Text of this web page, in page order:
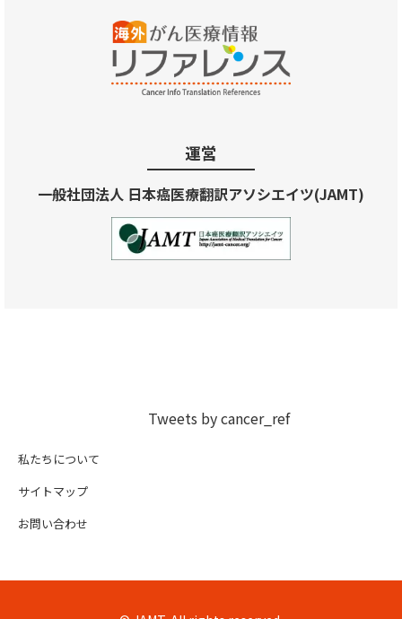
運営
一般社団法人 日本癌医療翻訳アソシエイツ(JAMT)
Tweets by cancer_ref
私たちについて
サイトマップ
お問い合わせ